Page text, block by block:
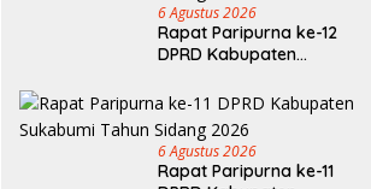
6 Agustus 2026
Rapat Paripurna ke-12
DPRD Kabupaten
2026
6 Agustus 2026
Rapat Paripurna ke-11